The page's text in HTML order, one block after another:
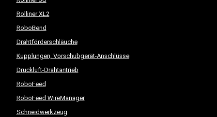
Rolliner XL2
RoboBend
Drahtförderschläuche
Kupplungen, Vorschubgerät-Anschlüsse
Druckluft-Drahtantrieb
RoboFeed
RoboFeed WireManager
Schneidwerkzeug